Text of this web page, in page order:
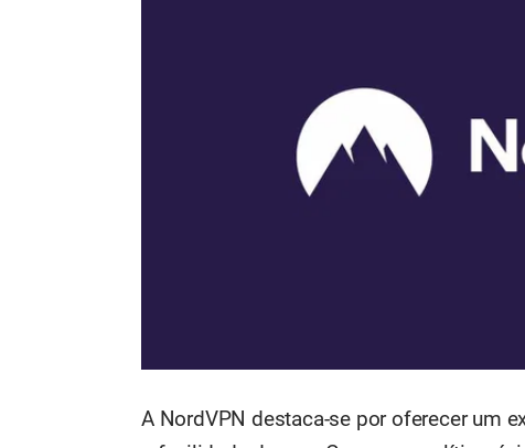
A NordVPN destaca-se por oferecer um